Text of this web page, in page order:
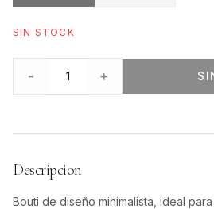
SIN STOCK
- 1 +
Descripcion
Bouti de diseño minimalista, ideal